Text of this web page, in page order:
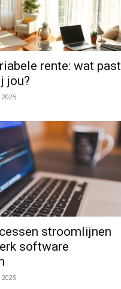
rente: wat past
jou?
stroomlijnen
software